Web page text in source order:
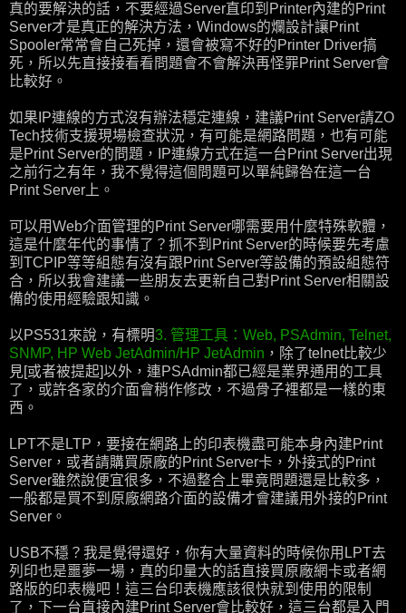
真的要解決的話，不要經過Server直印到Printer內建的Print
Server才是真正的解決方法，Windows的爛設計讓Print
Spooler常常會自己死掉，還會被寫不好的Printer Driver搞
死，所以先直接接看看問題會不會解決再怪罪Print Server會
比較好。
如果IP連線的方式沒有辦法穩定連線，建議Print Server請ZO
Tech技術支援現場檢查狀況，有可能是網路問題，也有可能
是Print Server的問題，IP連線方式在這一台Print Server出現
之前行之有年，我不覺得這個問題可以單純歸咎在這一台
Print Server上。
可以用Web介面管理的Print Server哪需要用什麼特殊軟體，
這是什麼年代的事情了？抓不到Print Server的時候要先考慮
到TCPIP等等組態有沒有跟Print Server等設備的預設組態符
合，所以我會建議一些朋友去更新自己對Print Server相關設
備的使用經驗跟知識。
以PS531來說，有標明3. 管理工具：Web, PSAdmin, Telnet,
SNMP, HP Web JetAdmin/HP JetAdmin ，除了telnet比較少
見[或者被提起]以外，連PSAdmin都已經是業界通用的工具
了，或許各家的介面會稍作修改，不過骨子裡都是一樣的東
西。
LPT不是LTP，要接在網路上的印表機盡可能本身內建Print
Server，或者請購買原廠的Print Server卡，外接式的Print
Server雖然說便宜很多，不過整合上畢竟問題還是比較多，
一般都是買不到原廠網路介面的設備才會建議用外接的Print
Server。
USB不穩？我是覺得還好，你有大量資料的時候你用LPT去
列印也是噩夢一場，真的印量大的話直接買原廠網卡或者網
路版的印表機吧！這三台印表機應該很快就到使用的限制
了，下一台直接內建Print Server會比較好，這三台都是入門